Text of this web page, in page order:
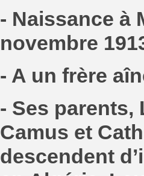
- Naissance à
novembre
- A un frère
- Ses parents,
Camus et
descendent